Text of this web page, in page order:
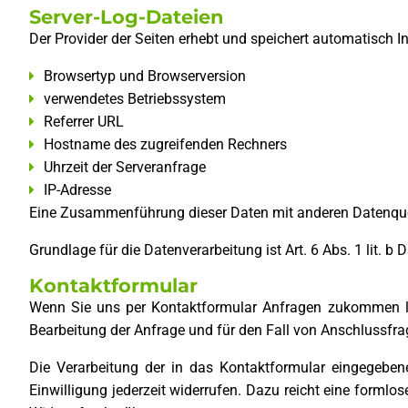
Server-Log-Dateien
Der Provider der Seiten erhebt und speichert automatisch
Browsertyp und Browserversion
verwendetes Betriebssystem
Referrer URL
Hostname des zugreifenden Rechners
Uhrzeit der Serveranfrage
IP-Adresse
Eine Zusammenführung dieser Daten mit anderen
Grundlage für die Datenverarbeitung ist Art. 6 Abs. 1 lit. b
Kontaktformular
Wenn Sie uns per Kontaktformular Anfragen
Bearbeitung der Anfrage und für den Fall von
Die Verarbeitung der in das Kontaktformular
Einwilligung jederzeit widerrufen. Dazu reicht eine